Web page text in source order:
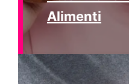
Alimenti